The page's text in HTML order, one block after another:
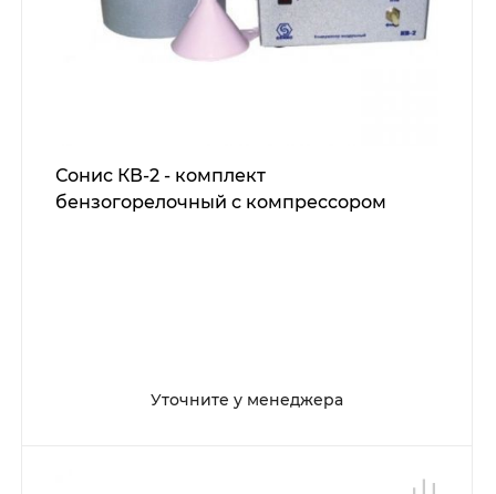
Сонис КВ-2 - комплект
бензогорелочный с компрессором
Уточните у менеджера